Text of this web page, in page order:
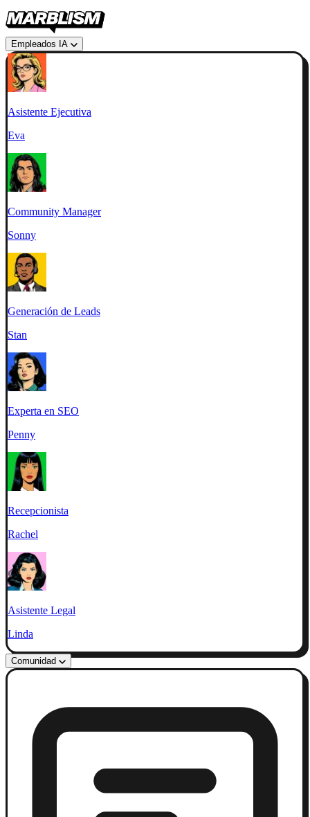
Empleados IA
Asistente Ejecutiva
Eva
Community Manager
Sonny
Generación de Leads
Stan
Experta en SEO
Penny
Recepcionista
Rachel
Asistente Legal
Linda
Comunidad